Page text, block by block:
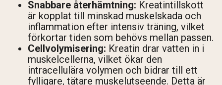
Snabbare återhämtning: Kreatintillskott
är kopplat till minskad muskelskada och
inflammation efter intensiv träning, vilket
förkortar tiden som behövs mellan passen.
Cellvolymisering: Kreatin drar vatten in i
muskelcellerna, vilket ökar den
intracellulära volymen och bidrar till ett
fylligare, tätare muskelutseende. Detta är